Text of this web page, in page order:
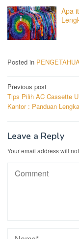
Apa
Posted in
Post
navigation
Previous post
Tips Pilih AC Cassette
Kantor : Panduan
Leave a Reply
Your email address will